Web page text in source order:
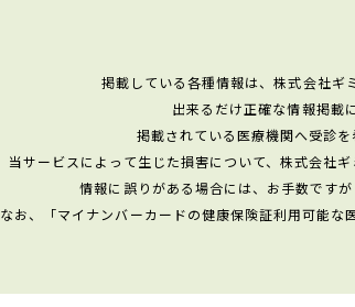
掲載している各種情報は、株式会社ギ
出来るだけ正確な情報掲載
掲載されている医療機関へ受診
当サービスによって生じた損害について、株式会社
情報に誤りがある場合には、お手数です
なお、「マイナンバーカードの健康保険証利用可能な